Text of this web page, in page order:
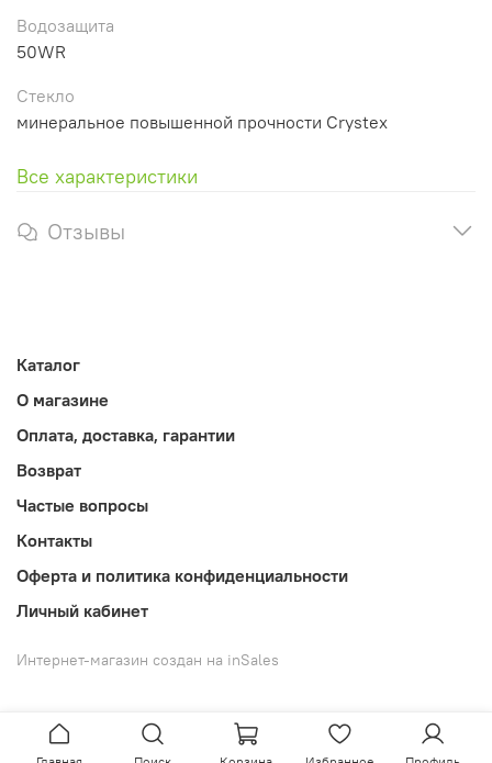
Водозащита
50WR
Стекло
минеральное повышенной прочности Crystex
Все характеристики
Отзывы
Каталог
О магазине
Оплата, доставка, гарантии
Возврат
Частые вопросы
Контакты
Оферта и политика конфиденциальности
Личный кабинет
Интернет-магазин создан на inSales